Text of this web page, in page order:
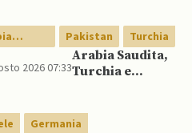
ma non aprirà il
canale”
Pakistan Turchia
2026 07:33
Arabia Saudita,
Turchia e
reciproca
Germania